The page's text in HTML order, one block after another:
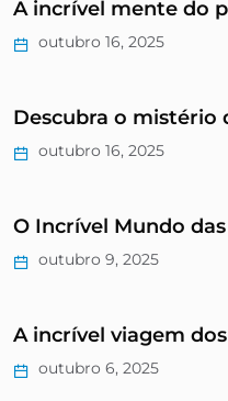
A incrível mente do
outubro 16, 2025
Descubra o mistério
outubro 16, 2025
O Incrível Mundo
outubro 9, 2025
A incrível viagem
outubro 6, 2025